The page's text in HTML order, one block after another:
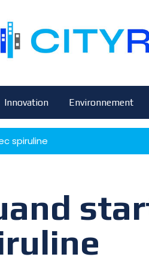
Innovation Environnement
spiruline